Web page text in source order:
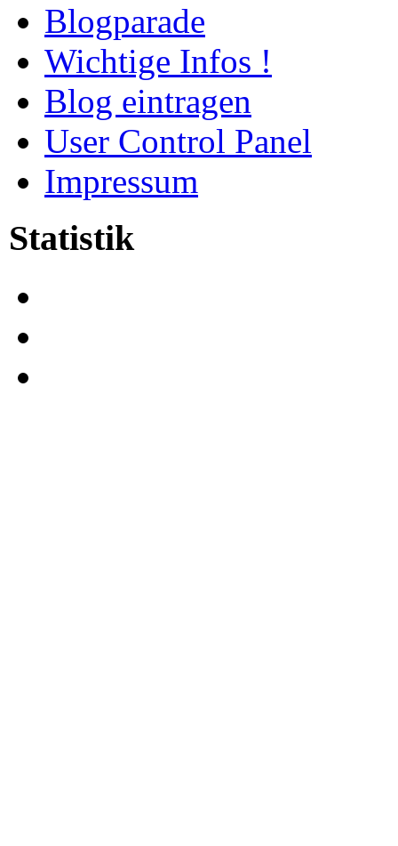
Blogparade
Wichtige Infos !
Blog eintragen
User Control Panel
Impressum
Statistik